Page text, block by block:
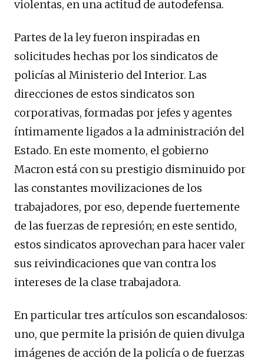
violentas, en una actitud de autodefensa.
Partes de la ley fueron inspiradas en
solicitudes hechas por los sindicatos de
policías al Ministerio del Interior. Las
direcciones de estos sindicatos son
corporativas, formadas por jefes y agentes
íntimamente ligados a la administración del
Estado. En este momento, el gobierno
Macron está con su prestigio disminuido por
las constantes movilizaciones de los
trabajadores, por eso, depende fuertemente
de las fuerzas de represión; en este sentido,
estos sindicatos aprovechan para hacer valer
sus reivindicaciones que van contra los
intereses de la clase trabajadora.
En particular tres artículos son escandalosos:
uno, que permite la prisión de quien divulga
imágenes de acción de la policía o de fuerzas